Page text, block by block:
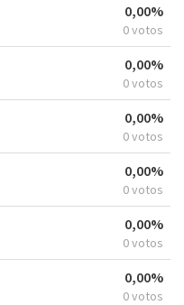
0,00%
0 votos
0,00%
0 votos
0,00%
0 votos
0,00%
0 votos
0,00%
0 votos
0,00%
0 votos